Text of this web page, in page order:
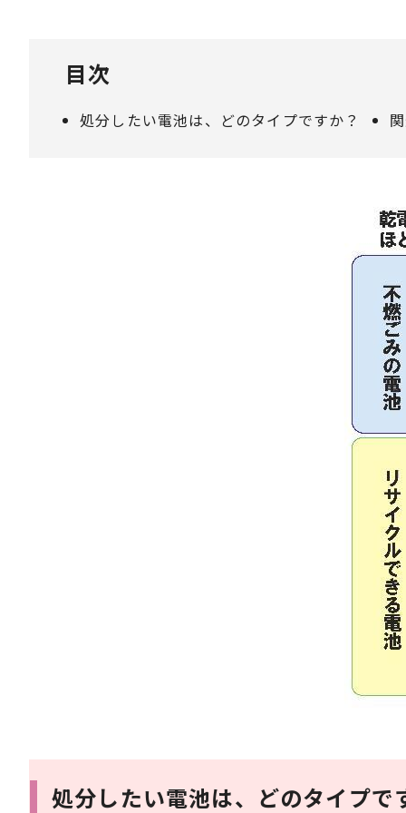
目次
処分したい電池は、どのタイプですか？
処分したい電池は、どのタイプで